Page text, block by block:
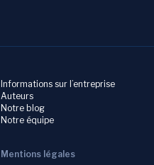
Informations sur l’entreprise
Auteurs
Notre blog
Notre équipe
Mentions légales